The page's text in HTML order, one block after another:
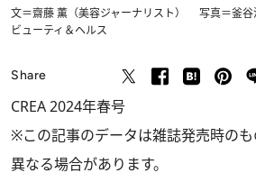
文＝齋藤 薫（美容ジャーナリスト） 写真＝釜谷
ビューティ＆ヘルス
Share
CREA 2024年春号
※この記事のデータは雑誌発売時の
異なる場合があります。